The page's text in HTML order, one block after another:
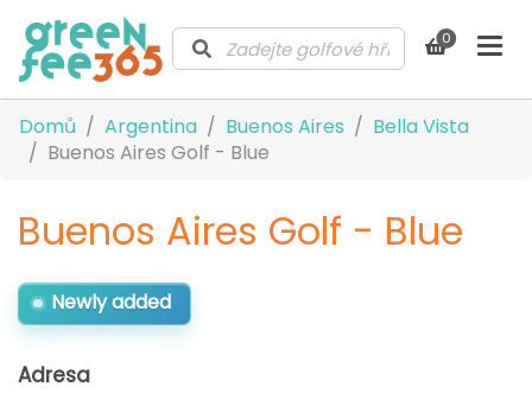
0
Domů Argentina Buenos Aires
Bella Vista
Buenos Aires Golf - Blue
Buenos Aires Golf - Blue
Newly added
Adresa